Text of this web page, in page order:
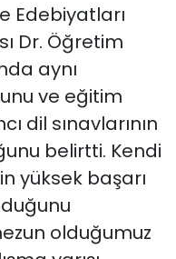
Edebiyatları
Dr. Öğretim
aynı
ve eğitim
dil sınavlarının
belirtti. Kendi
yüksek başarı
olduğumuz